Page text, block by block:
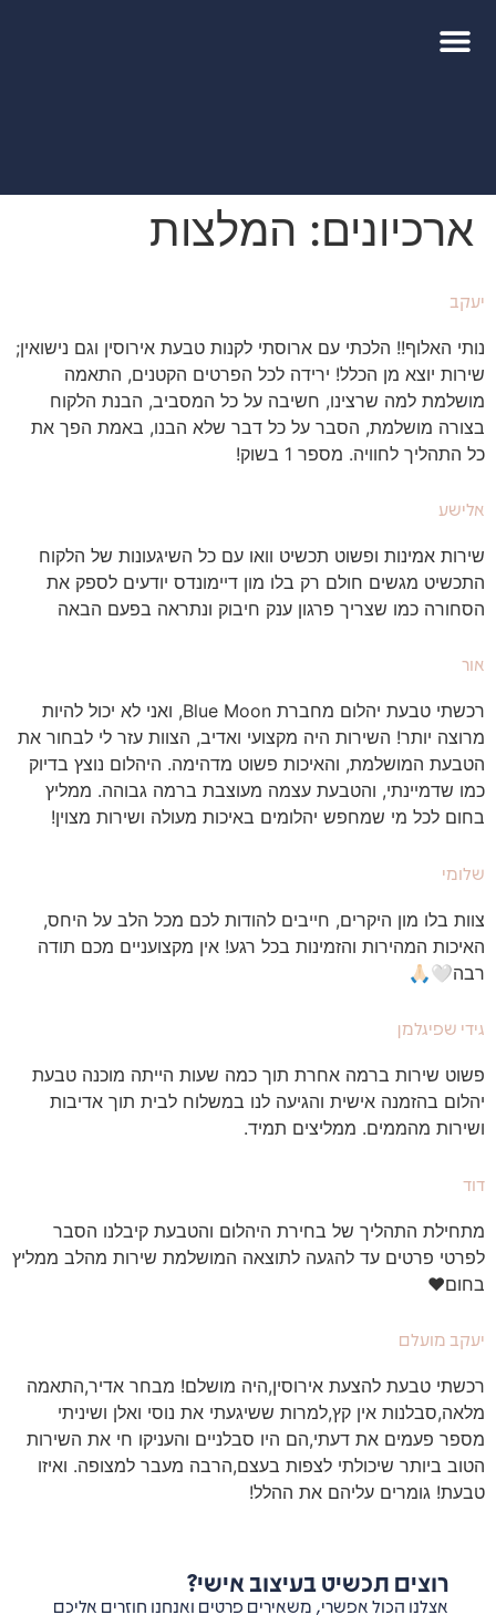
ארכיונים: המלצות
יעקב
נותי האלוף!! הלכתי עם ארוסתי לקנות טבעת אירוסין וגם נישואין;
שירות יוצא מן הכלל! ירידה לכל הפרטים הקטנים, התאמה
מושלמת למה שרצינו, חשיבה על כל המסביב, הבנת הלקוח
בצורה מושלמת, הסבר על כל דבר שלא הבנו, באמת הפך את
כל התהליך לחוויה. מספר 1 בשוק!
אלישע
שירות אמינות ופשוט תכשיט וואו עם כל השיגעונות של הלקוח
התכשיט מגשים חולם רק בלו מון דיימונדס יודעים לספק את
הסחורה כמו שצריך פרגון ענק חיבוק ונתראה בפעם הבאה
אור
רכשתי טבעת יהלום מחברת Blue Moon, ואני לא יכול להיות
מרוצה יותר! השירות היה מקצועי ואדיב, הצוות עזר לי לבחור את
הטבעת המושלמת, והאיכות פשוט מדהימה. היהלום נוצץ בדיוק
כמו שדמיינתי, והטבעת עצמה מעוצבת ברמה גבוהה. ממליץ
בחום לכל מי שמחפש יהלומים באיכות מעולה ושירות מצוין!
שלומי
צוות בלו מון היקרים, חייבים להודות לכם מכל הלב על היחס,
האיכות המהירות והזמינות בכל רגע! אין מקצועניים מכם תודה
רבה🤍🙏🏻
גידי שפיגלמן
פשוט שירות ברמה אחרת תוך כמה שעות הייתה מוכנה טבעת
יהלום בהזמנה אישית והגיעה לנו במשלוח לבית תוך אדיבות
ושירות מהממים. ממליצים תמיד.
דוד
מתחילת התהליך של בחירת היהלום והטבעת קיבלנו הסבר
לפרטי פרטים עד להגעה לתוצאה המושלמת שירות מהלב ממליץ
בחום♥️
יעקב מועלם
רכשתי טבעת להצעת אירוסין,היה מושלם! מבחר אדיר,התאמה
מלאה,סבלנות אין קץ,למרות ששיגעתי את נוסי ואלן ושיניתי
מספר פעמים את דעתי,הם היו סבלניים והעניקו חי את השירות
הטוב ביותר שיכולתי לצפות בעצם,הרבה מעבר למצופה. ואיזו
טבעת! גומרים עליהם את ההלל!
רוצים תכשיט בעיצוב אישי?
אצלנו הכול אפשרי, משאירים פרטים ואנחנו חוזרים אליכם